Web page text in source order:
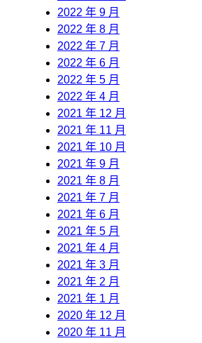
2022 年 9 月
2022 年 8 月
2022 年 7 月
2022 年 6 月
2022 年 5 月
2022 年 4 月
2021 年 12 月
2021 年 11 月
2021 年 10 月
2021 年 9 月
2021 年 8 月
2021 年 7 月
2021 年 6 月
2021 年 5 月
2021 年 4 月
2021 年 3 月
2021 年 2 月
2021 年 1 月
2020 年 12 月
2020 年 11 月